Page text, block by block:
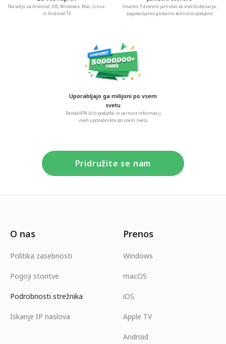
Na voljo za Android, iOS, Windows, Mac, Linux
in Android TV
Imamo 7-dnevno jamstvo za vračilo denarja,
zagotavljamo globalno tehnično podporo
Uporabljajo ga milijoni po vsem
svetu
PandaVPN ščiti podatke in varnost informacij
vseh uporabnikov po vsem svetu
Pridružite se nam
O nas
Politika zasebnosti
Pogoji storitve
Podrobnosti strežnika
Iskanje IP naslova
Prenos
Windows
macOS
iOS
Apple TV
Android